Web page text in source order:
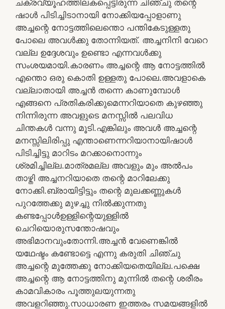
ചക്രവ്യൂഹത്തിലകപ്പെട്ടിരുന്ന ചിഞ്ചു തന്റെ
ഷാള്‍ പിടിച്ചിടാനായി നോക്കിയപ്പോളാണു
അച്ചന്റെ നോട്ടത്തിലെന്തൊ പന്തികേടുള്ളതു
പോലെ അവള്‍ക്കു തോന്നിയത്. അച്ചനിനി വേറെ
വല്ല ഉദ്ദേശവും ഉണ്ടൊ എന്നവള്‍ക്കു
സംശയമായി.കാരണം അച്ചന്റെ ആ നോട്ടത്തില്‍
എന്തൊ ഒരു കൊതി ഉള്ളതു പോലെ.അവളാകെ
വല്ലാതായി അച്ചന്‍ തന്നെ കാണുമ്പോള്‍
എങ്ങനെ പ്രതികരിക്കുമെന്നറിയാതെ കുഴഞ്ഞു
നിന്നിരുന്ന അവളുടെ മനസ്സില്‍ പലവിധ
ചിന്തകള്‍ വന്നു മൂടി.എങ്കിലും അവള്‍ അച്ചന്റെ
മനസ്സിലിരിപ്പു എന്താണെന്നറിയാനായിഷാള്‍
പിടിച്ചിട്ടു മാറിടം മറക്കാനൊന്നും
ശ്രമിച്ചില്ല.മാത്രമല്ല അവളും മും അല്‍പം
താഴ്തി അച്ചനറിയാതെ തന്റെ മാറിലേക്കു
നോക്കി.ബ്രായിട്ടിട്ടും തന്റെ മുലക്കണ്ണുകള്‍
പുറത്തേക്കു മുഴച്ചു നില്‍ക്കുന്നതു
കണ്ടപ്പോള്‍ഉള്ളിന്റെയുള്ളില്‍
ചെറിയൊരുസന്തോഷവും
അഭിമാനവുംതോന്നി.അച്ചന്‍ വേണെങ്കില്‍
യഥേഷ്ടം കണ്ടോട്ടെ എന്നു കരുതി ചിഞ്ചു
അച്ചന്റെ മുത്തേക്കു നോക്കിയതെയില്ല.പക്ഷെ
അച്ചന്റെ ആ നോട്ടത്തിനു മുന്നില്‍ തന്റെ ശരീരം
കാമവികാരം പൂത്തുലയുന്നതു
അവളറിഞ്ഞു.സാധാരണ ഇത്തരം സമയങ്ങളില്‍